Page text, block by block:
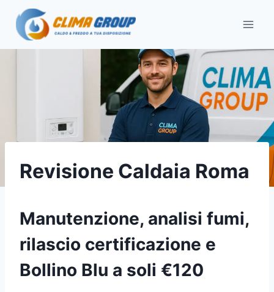
Salta
contenuto
Revisione Caldaia Roma
Manutenzione, analisi fumi,
rilascio certificazione e
Bollino Blu a soli €120